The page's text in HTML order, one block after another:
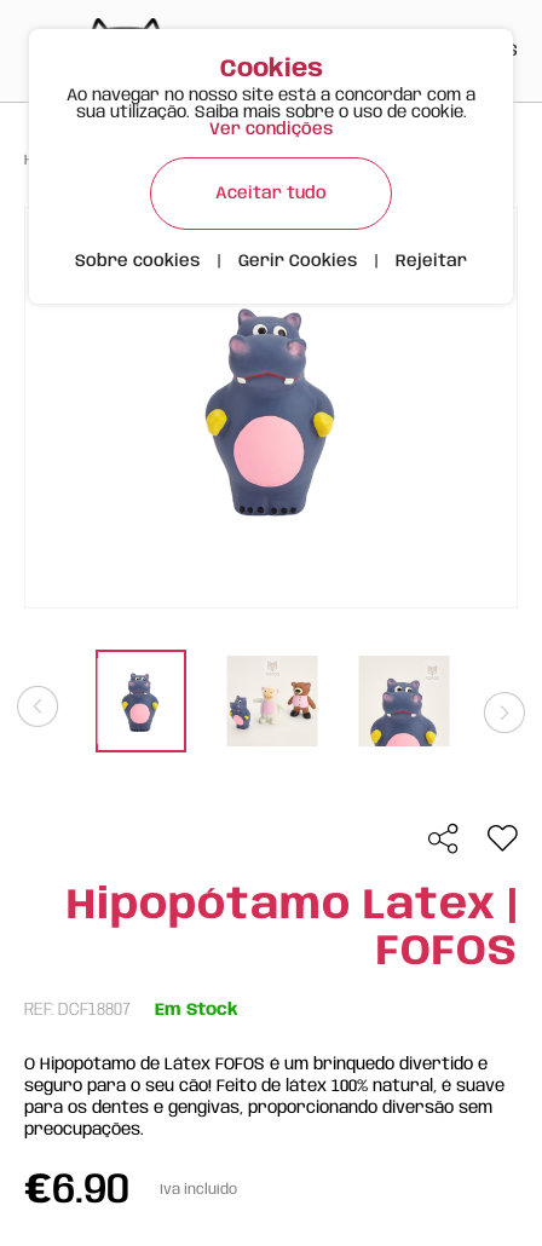
ES
Happy Meow Produtos > > Hipopótamo Latex | FOFOS
Hipopótamo Latex |
FOFOS
REF: DCF18807 Em Stock
O Hipopótamo de Látex FOFOS é um brinquedo divertido e
seguro para o seu cão! Feito de látex 100% natural, é suave
para os dentes e gengivas, proporcionando diversão sem
preocupações.
€6.90 Iva incluído
Cookies
Ao navegar no nosso site está a concordar com a
sua utilização. Saiba mais sobre o uso de cookie.
Ver condições
Aceitar tudo
Sobre cookies Gerir Cookies Rejeitar